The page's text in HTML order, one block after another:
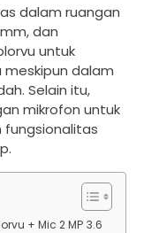
dalam ruangan
dan
untuk
dalam
Selain itu,
mikrofon untuk
fungsionalitas
+ Mic 2 MP 3.6